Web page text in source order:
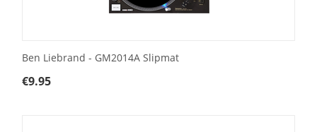
Ben Liebrand - GM2014A Slipmat
€9.95